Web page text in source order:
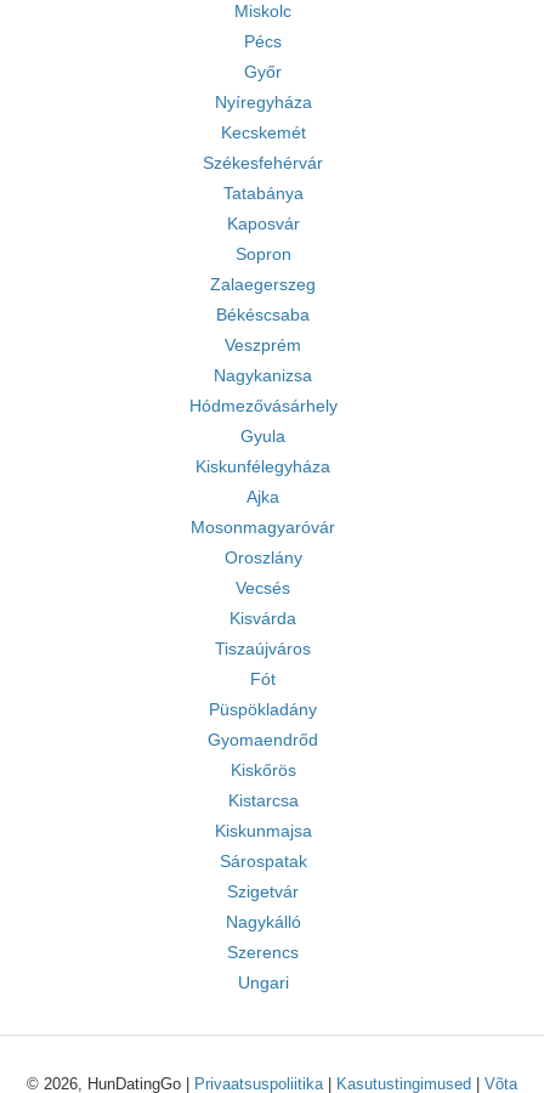
Miskolc
Pécs
Győr
Nyíregyháza
Kecskemét
Székesfehérvár
Tatabánya
Kaposvár
Sopron
Zalaegerszeg
Békéscsaba
Veszprém
Nagykanizsa
Hódmezővásárhely
Gyula
Kiskunfélegyháza
Ajka
Mosonmagyaróvár
Oroszlány
Vecsés
Kisvárda
Tiszaújváros
Fót
Püspökladány
Gyomaendrőd
Kiskőrös
Kistarcsa
Kiskunmajsa
Sárospatak
Szigetvár
Nagykálló
Szerencs
Ungari
© 2026, HunDatingGo | Privaatsuspoliitika| Kasutustingimused Võta